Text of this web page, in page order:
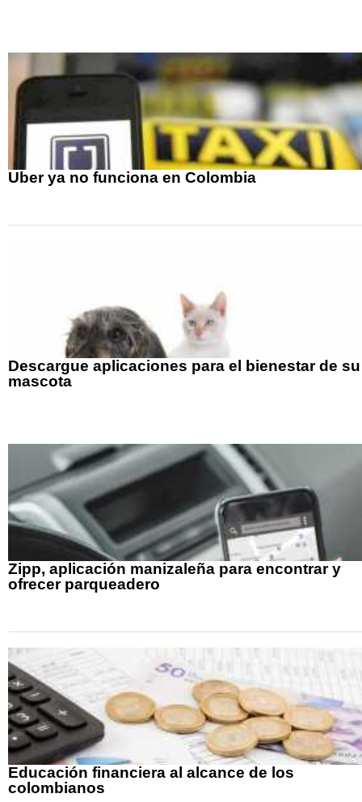
Uber ya no funciona en Colombia
Descargue aplicaciones para el bienestar de su
mascota
Zipp, aplicación manizaleña para encontrar y
ofrecer parqueadero
Educación financiera al alcance de los
colombianos